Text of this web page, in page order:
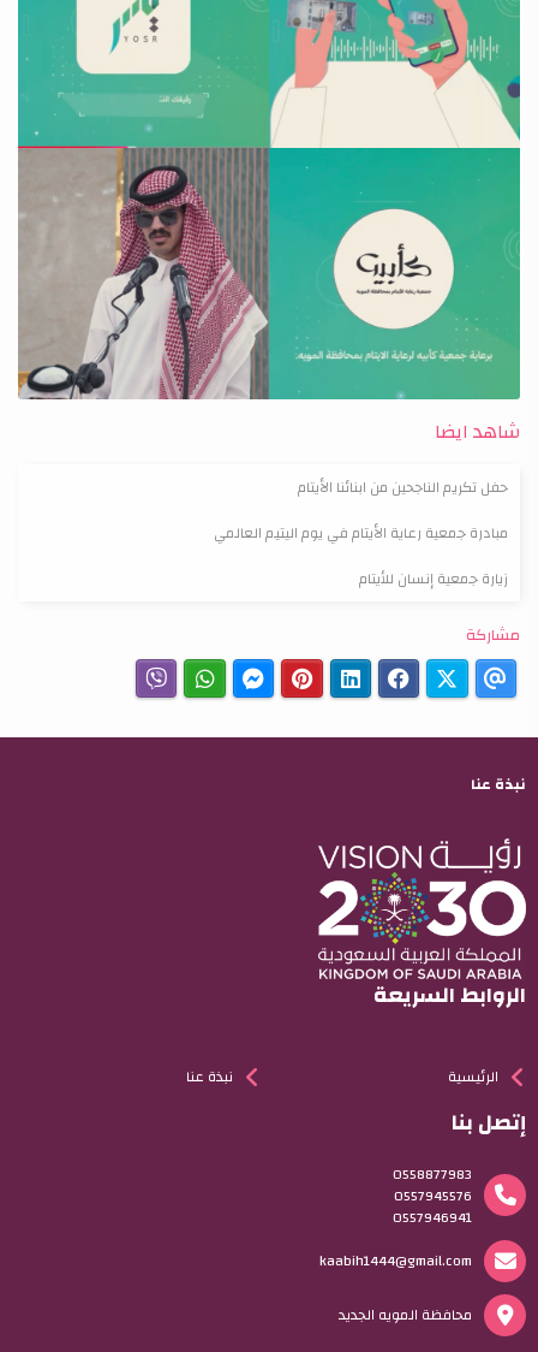
شاهد ايضا
حفل تكريم الناجحين من ابنائنا الأيتام
مبادرة جمعية رعاية الأيتام في يوم اليتيم العالمي
زيارة جمعية إنسان للأيتام
مشاركة
نبذة عنا
الروابط السريعة
الرئيسية نبذة عنا
إتصل بنا
0558877983
0557945576
0557946941
kaabih1444@gmail.com
محافظة المويه الجديد